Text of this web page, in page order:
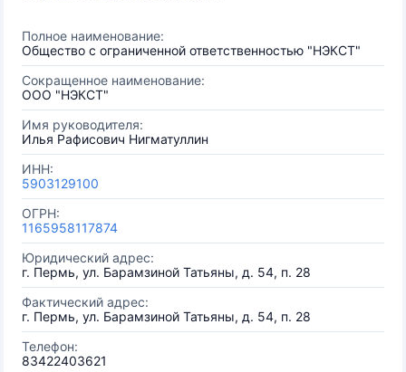
Полное наименование:
Общество с ограниченной ответственностью "НЭКСТ"
Сокращенное наименование:
ООО "НЭКСТ"
Имя руководителя:
Илья Рафисович Нигматуллин
ИНН:
5903129100
ОГРН:
1165958117874
Юридический адрес:
г. Пермь, ул. Барамзиной Татьяны, д. 54, п. 28
Фактический адрес:
г. Пермь, ул. Барамзиной Татьяны, д. 54, п. 28
Телефон:
83422403621